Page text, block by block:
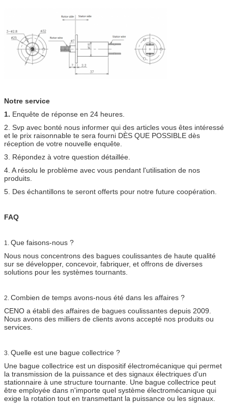
Notre service
1. Enquête de réponse en 24 heures.
2. Svp avec bonté nous informer qui des articles vous êtes intéressé
et le prix raisonnable te sera fourni DÈS QUE POSSIBLE dès
réception de votre nouvelle enquête.
3. Répondez à votre question détaillée.
4. A résolu le problème avec vous pendant l'utilisation de nos
produits.
5. Des échantillons te seront offerts pour notre future coopération.
FAQ
1. Que faisons-nous ?
Nous nous concentrons des bagues coulissantes de haute qualité
sur se développer, concevoir, fabriquer, et offrons de diverses
solutions pour les systèmes tournants.
2. Combien de temps avons-nous été dans les affaires ?
CENO a établi des affaires de bagues coulissantes depuis 2009.
Nous avons des milliers de clients avons accepté nos produits ou
services.
3. Quelle est une bague collectrice ?
Une bague collectrice est un dispositif électromécanique qui permet
la transmission de la puissance et des signaux électriques d'un
stationnaire à une structure tournante. Une bague collectrice peut
être employée dans n'importe quel système électromécanique qui
exige la rotation tout en transmettant la puissance ou les signaux.